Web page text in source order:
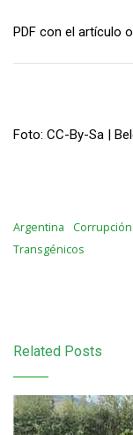
PDF con el artículo
Foto: CC-By-Sa |
Argentina Corrupción
Transgénicos
Related Posts